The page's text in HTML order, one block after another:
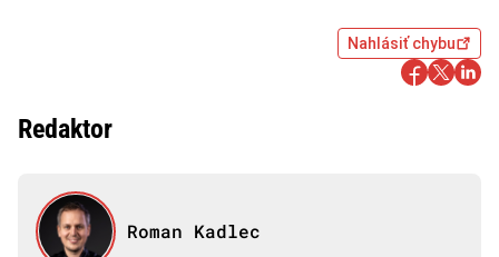
Nahlásiť chybu
Redaktor
Roman Kadlec